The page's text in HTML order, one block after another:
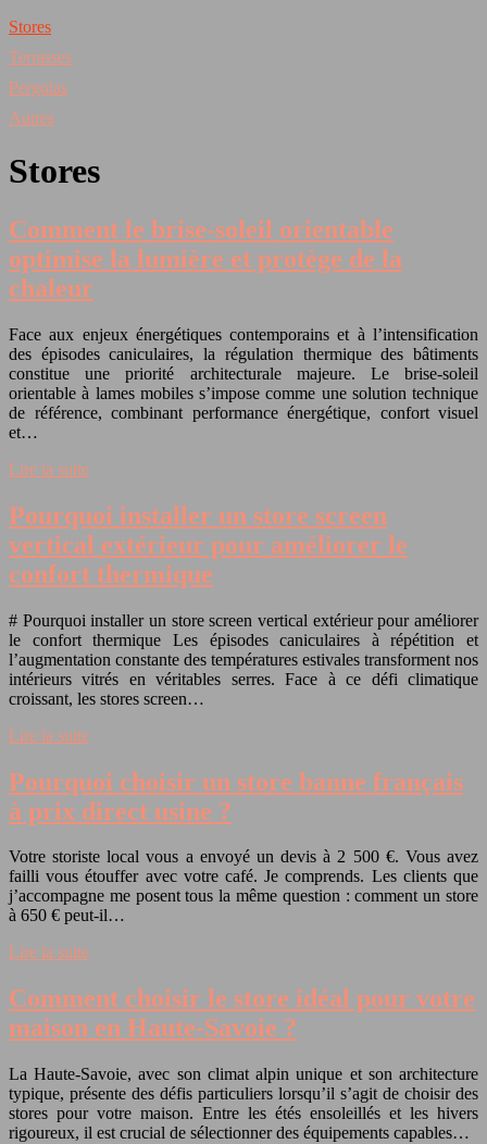
Stores
Terrasses
Pergolas
Autres
Stores
Comment le brise-soleil orientable
optimise la lumière et protège de la
chaleur
Face aux enjeux énergétiques contemporains et à l’intensification
des épisodes caniculaires, la régulation thermique des bâtiments
constitue une priorité architecturale majeure. Le brise-soleil
orientable à lames mobiles s’impose comme une solution technique
de référence, combinant performance énergétique, confort visuel
et…
Lire la suite
Pourquoi installer un store screen
vertical extérieur pour améliorer le
confort thermique
# Pourquoi installer un store screen vertical extérieur pour améliorer
le confort thermique Les épisodes caniculaires à répétition et
l’augmentation constante des températures estivales transforment nos
intérieurs vitrés en véritables serres. Face à ce défi climatique
croissant, les stores screen…
Lire la suite
Pourquoi choisir un store banne français
à prix direct usine ?
Votre storiste local vous a envoyé un devis à 2 500 €. Vous avez
failli vous étouffer avec votre café. Je comprends. Les clients que
j’accompagne me posent tous la même question : comment un store
à 650 € peut-il…
Lire la suite
Comment choisir le store idéal pour votre
maison en Haute-Savoie ?
La Haute-Savoie, avec son climat alpin unique et son architecture
typique, présente des défis particuliers lorsqu’il s’agit de choisir des
stores pour votre maison. Entre les étés ensoleillés et les hivers
rigoureux, il est crucial de sélectionner des équipements capables…